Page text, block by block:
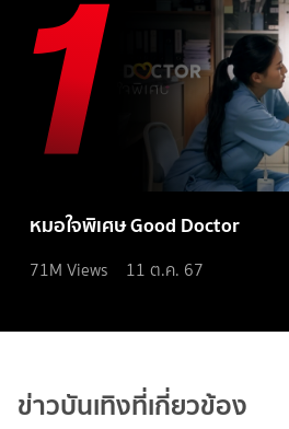
หมอใจพิเศษ Good Doctor
71M Views 11 ต.ค. 67
ข่าวบันเทิงที่เกี่ยวข้อง